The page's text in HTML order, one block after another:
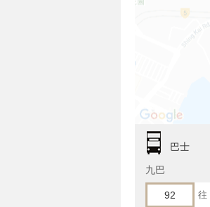
巴士
九巴
92 往